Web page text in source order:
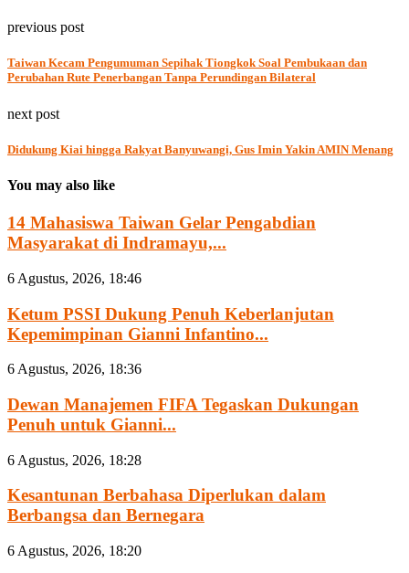
previous post
Taiwan Kecam Pengumuman Sepihak Tiongkok Soal Pembukaan dan
Perubahan Rute Penerbangan Tanpa Perundingan Bilateral
next post
Didukung Kiai hingga Rakyat Banyuwangi, Gus Imin Yakin AMIN Menang
You may also like
14 Mahasiswa Taiwan Gelar Pengabdian
Masyarakat di Indramayu,...
6 Agustus, 2026, 18:46
Ketum PSSI Dukung Penuh Keberlanjutan
Kepemimpinan Gianni Infantino...
6 Agustus, 2026, 18:36
Dewan Manajemen FIFA Tegaskan Dukungan
Penuh untuk Gianni...
6 Agustus, 2026, 18:28
Kesantunan Berbahasa Diperlukan dalam
Berbangsa dan Bernegara
6 Agustus, 2026, 18:20